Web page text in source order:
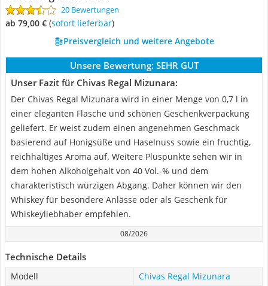
20 Bewertungen
ab 79,00 € ( Sofort lieferbar)
Preisvergleich und weitere Angebote
Unsere Bewertung: SEHR GUT
Unser Fazit für Chivas Regal Mizunara:
Der Chivas Regal Mizunara wird in einer Menge von 0,7 l in
einer eleganten Flasche und schönen Geschenkverpackung
geliefert. Er weist zudem einen angenehmen Geschmack
basierend auf Honigsüße und Haselnuss sowie ein fruchtig,
reichhaltiges Aroma auf. Weitere Pluspunkte sehen wir in
dem hohen Alkoholgehalt von 40 Vol.-% und dem
charakteristisch würzigen Abgang. Daher können wir den
Whiskey für besondere Anlässe oder als Geschenk für
Whiskeyliebhaber empfehlen.
08/2026
Technische Details
Modell Chivas Regal Mizunara